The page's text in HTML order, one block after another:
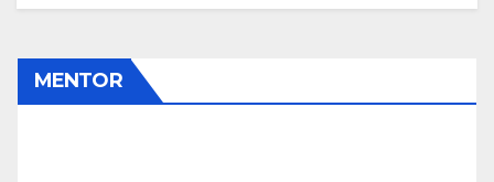
MENTOR
Gusnawati